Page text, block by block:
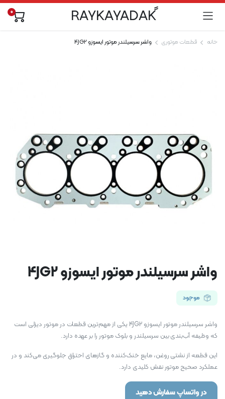
ًRAYKAYADAK 0
خانه قطعات موتوری واشر سرسیلندر موتور ایسوزو 4JG2
واشر سرسیلندر موتور ایسوزو 4JG2
موجود
واشر سرسیلندر موتور ایسوزو 4JG2 یکی از مهم‌ترین قطعات در موتور دیزلی است
که وظیفه آب‌بندی بین سرسیلندر و بلوک موتور را بر عهده دارد.
این قطعه از نشتی روغن، مایع خنک‌کننده و گازهای احتراق جلوگیری می‌کند و در
عملکرد صحیح موتور نقش کلیدی دارد.
در واتساپ سفارش دهید